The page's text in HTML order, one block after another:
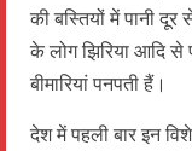
की बस्तियों में पानी
के लोग झिरिया आदि
बीमारियां पनपती हैं।
देश में पहली बार इन